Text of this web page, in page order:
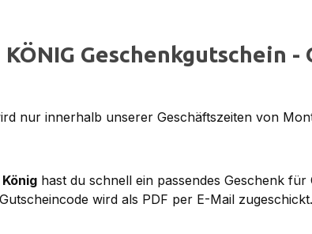
Geschenkgutschein
nur innerhalb unserer Geschäftszeiten von
hast du schnell ein passendes Geschenk
wird als PDF per E-Mail zugeschickt.